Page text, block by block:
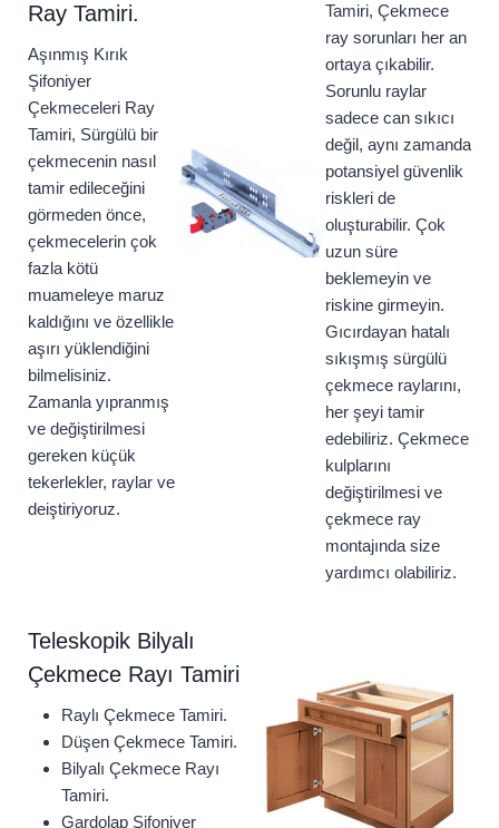
Ray Tamiri.
Aşınmış Kırık
Şifoniyer
Çekmeceleri Ray
Tamiri, Sürgülü bir
çekmecenin nasıl
tamir edileceğini
görmeden önce,
çekmecelerin çok
fazla kötü
muameleye maruz
kaldığını ve özellikle
aşırı yüklendiğini
bilmelisiniz.
Zamanla yıpranmış
ve değiştirilmesi
gereken küçük
tekerlekler, raylar ve
deiştiriyoruz.
Tamiri, Çekmece
ray sorunları her an
ortaya çıkabilir.
Sorunlu raylar
sadece can sıkıcı
değil, aynı zamanda
potansiyel güvenlik
riskleri de
oluşturabilir. Çok
uzun süre
beklemeyin ve
riskine girmeyin.
Gıcırdayan hatalı
sıkışmış sürgülü
çekmece raylarını,
her şeyi tamir
edebiliriz. Çekmece
kulplarını
değiştirilmesi ve
çekmece ray
montajında size
yardımcı olabiliriz.
Teleskopik Bilyalı
Çekmece Rayı Tamiri
Raylı Çekmece Tamiri.
Düşen Çekmece Tamiri.
Bilyalı Çekmece Rayı
Tamiri.
Gardolap Şifoniyer